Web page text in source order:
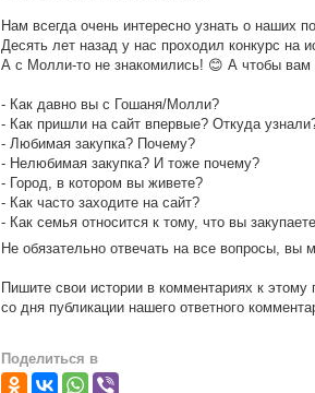
Нам всегда очень интересно узнать о наших
Десять лет назад у нас проходил конкурс на
А с Молли-то не знакомились! 😊 А чтобы
- Как давно вы с Гошаня/Молли?
- Как пришли на сайт впервые? Откуда
- Любимая закупка? Почему?
- Нелюбимая закупка? И тоже почему?
- Город, в котором вы живете?
- Как часто заходите на сайт?
- Как семья относится к тому, что вы
Не обязательно отвечать на все вопросы, вы
Пишите свои истории в комментариях к этому
со дня публикации нашего ответного
Поделиться в